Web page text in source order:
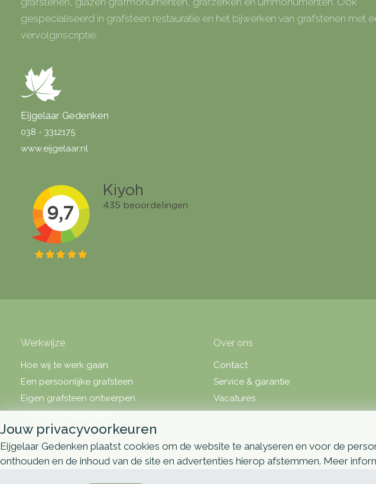
gespecialiseerd in grafsteen restauratie en het bijwerken van grafstenen met
vervolginscriptie.
Eijgelaar Gedenken
038 - 3312175
www.eijgelaar.nl
Werkwijze
Hoe wij te werk gaan
Een persoonlijke grafsteen
Eigen grafsteen ontwerpen
Over grafsteen prijzen
Over ons
Contact
Service & garantie
Vacatures
Jouw privacyvoorkeuren
Eijgelaar Gedenken plaatst cookies om de website te analyseren en voor de
onthouden en de inhoud van de site en advertenties hierop afstemmen. Meer